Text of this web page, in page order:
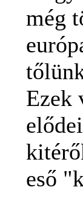
még
Ezek
eső